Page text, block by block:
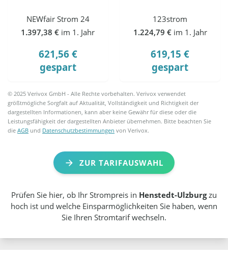
NEWfair Strom 24
1.397,38 € im 1. Jahr
621,56 €
gespart
123strom
1.224,79 € im 1. Jahr
619,15 €
gespart
© 2025 Verivox GmbH - Alle Rechte vorbehalten. Verivox verwendet
größtmögliche Sorgfalt auf Aktualität, Vollständigkeit und Richtigkeit der
dargestellten Informationen, kann aber keine Gewähr für diese oder die
Leistungsfähigkeit der dargestellten Anbieter übernehmen. Bitte beachten Sie
dieAGB und Datenschutzbestimmungen von Verivox.
ZUR TARIFAUSWAHL
Prüfen Sie hier, ob Ihr Strompreis in Henstedt-Ulzburgzu
hoch ist und welche Einsparmöglichkeiten Sie haben, wenn
Sie Ihren Stromtarif wechseln.